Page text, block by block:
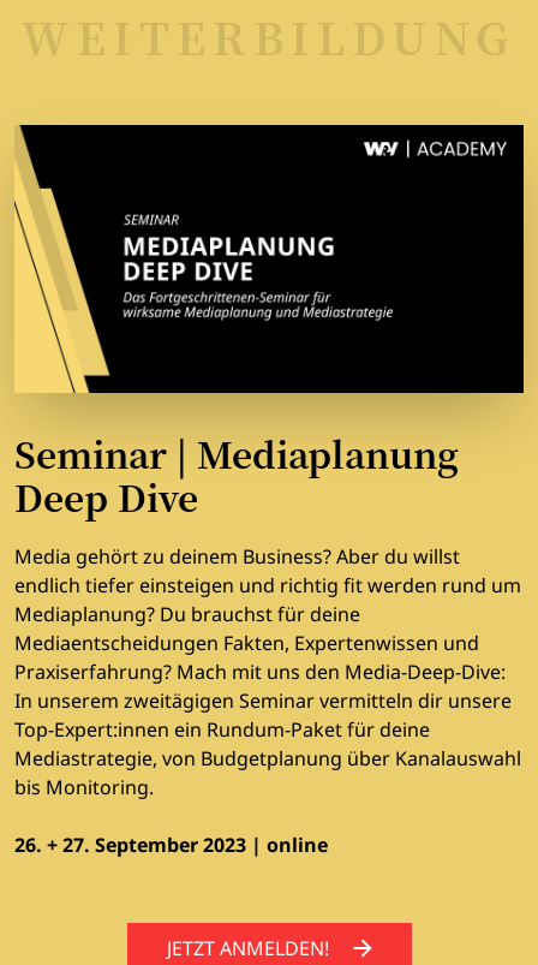
WEITERBILDUNG
JETZT ANMELDEN!
Seminar | Mediaplanung
Deep Dive
Media gehört zu deinem Business? Aber du willst
endlich tiefer einsteigen und richtig fit werden rund um
Mediaplanung? Du brauchst für deine
Mediaentscheidungen Fakten, Expertenwissen und
Praxiserfahrung? Mach mit uns den Media-Deep-Dive:
In unserem zweitägigen Seminar vermitteln dir unsere
Top-Expert:innen ein Rundum-Paket für deine
Mediastrategie, von Budgetplanung über Kanalauswahl
bis Monitoring.
26. + 27. September 2023 | online
JETZT ANMELDEN!
JETZT ANMELDEN!